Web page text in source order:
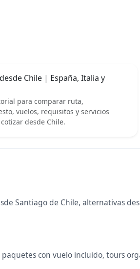
Chile | España, Italia y
para comparar ruta,
vuelos, requisitos y servicios
desde Chile.
Santiago de Chile, alternativas
con vuelo incluido, tours